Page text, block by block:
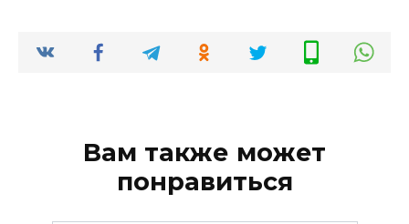
Вам также может
понравиться